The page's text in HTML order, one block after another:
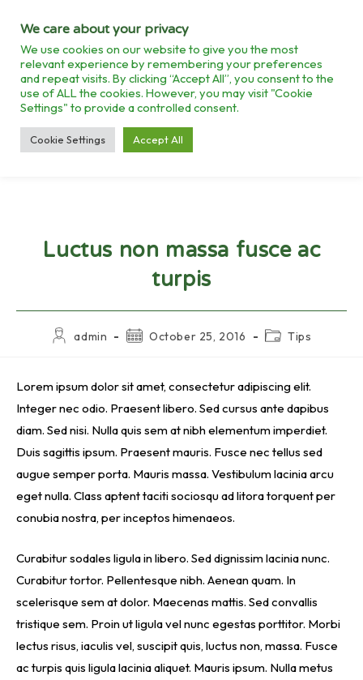
BLOG
> TIPS > LUCTUS NON MASSA FUSCE AC TURPIS
Luctus non massa fusce ac
turpis
admin October 25, 2016 Tips
Lorem ipsum dolor sit amet, consectetur adipiscing elit.
Integer nec odio. Praesent libero. Sed cursus ante dapibus
diam. Sed nisi. Nulla quis sem at nibh elementum imperdiet.
Duis sagittis ipsum. Praesent mauris. Fusce nec tellus sed
augue semper porta. Mauris massa. Vestibulum lacinia arcu
eget nulla. Class aptent taciti sociosqu ad litora torquent per
conubia nostra, per inceptos himenaeos.
Curabitur sodales ligula in libero. Sed dignissim lacinia nunc.
Curabitur tortor. Pellentesque nibh. Aenean quam. In
scelerisque sem at dolor. Maecenas mattis. Sed convallis
tristique sem. Proin ut ligula vel nunc egestas porttitor. Morbi
lectus risus, iaculis vel, suscipit quis, luctus non, massa. Fusce
ac turpis quis ligula lacinia aliquet. Mauris ipsum. Nulla metus
We care about your privacy
We use cookies on our website to give you the most
relevant experience by remembering your preferences
and repeat visits. By clicking “Accept All”, you consent to the
use of ALL the cookies. However, you may visit "Cookie
Settings" to provide a controlled consent.
Cookie Settings Accept All